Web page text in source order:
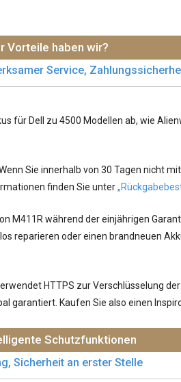
Vorteile haben wir?
Service,
Dell zu 4500 Modellen ab, wie
Sie innerhalb von 30 Tagen nicht
finden Sie unter
M411R während der einjährigen
reparieren oder einen brandneuen
HTTPS zur Verschlüsselung
garantiert. Kaufen Sie also einen
Schutzfunktionen
Sicherheit an erster Stelle